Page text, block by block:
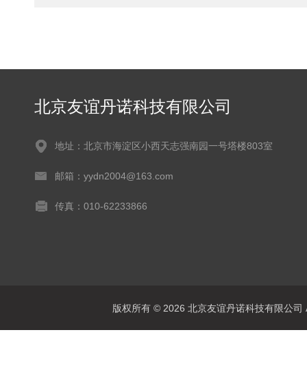
北京友谊丹诺科技有限公司
地址：北京市海淀区小西天志强南园一号塔楼803室
邮箱：yydn2004@163.com
传真：010-62233866
版权所有 © 2026 北京友谊丹诺科技有限